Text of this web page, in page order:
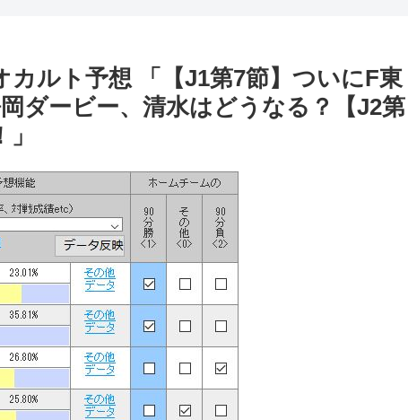
カルト予想 「【J1第7節】ついにF東
ダービー、清水はどうなる？【J2第